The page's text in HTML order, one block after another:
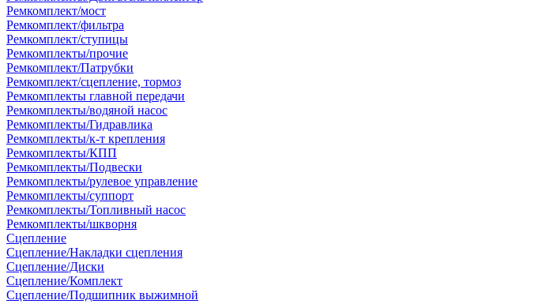
Ремкомплект/мост
Ремкомплект/фильтра
Ремкомплект/ступицы
Ремкомплекты/прочие
Ремкомплект/Патрубки
Ремкомплект/сцепление, тормоз
Ремкомплекты главной передачи
Ремкомплекты/водяной насос
Ремкомплекты/Гидравлика
Ремкомплекты/к-т крепления
Ремкомплекты/КПП
Ремкомплекты/Подвески
Ремкомплекты/рулевое управление
Ремкомплекты/суппорт
Ремкомплекты/Топливный насос
Ремкомплекты/шкворня
Сцепление
Сцепление/Накладки сцепления
Сцепление/Диски
Сцепление/Комплект
Сцепление/Подшипник выжимной